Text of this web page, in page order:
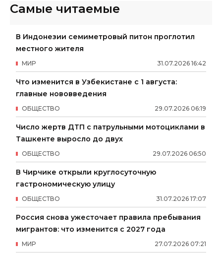
Самые читаемые
В Индонезии семиметровый питон проглотил
местного жителя
31.07.2026 16:42
МИР
Что изменится в Узбекистане с 1 августа:
главные нововведения
29.07.2026 06:19
ОБЩЕСТВО
Число жертв ДТП с патрульными мотоциклами в
Ташкенте выросло до двух
29.07.2026 06:50
ОБЩЕСТВО
В Чирчике открыли круглосуточную
гастрономическую улицу
31.07.2026 17:07
ОБЩЕСТВО
Россия снова ужесточает правила пребывания
мигрантов: что изменится с 2027 года
27.07.2026 07:21
МИР